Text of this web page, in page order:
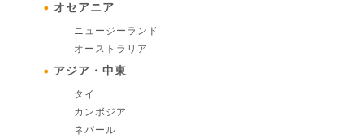
オセアニア
ニュージーランド
オーストラリア
アジア・中東
タイ
カンボジア
ネパール